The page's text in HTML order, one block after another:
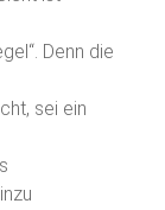
Denn die
sei ein